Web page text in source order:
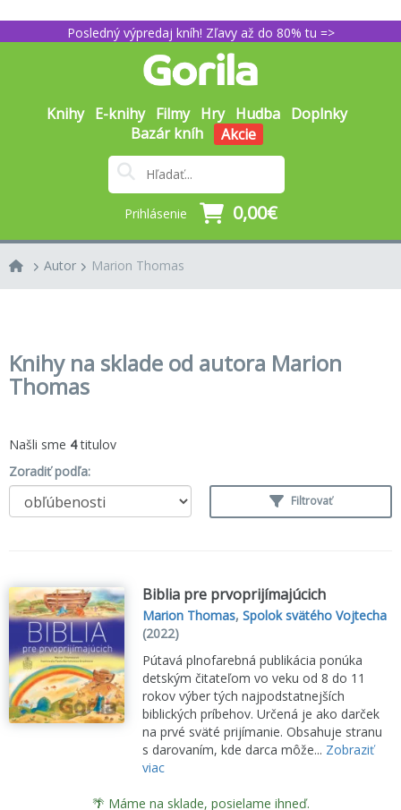
Posledný výpredaj kníh! Zľavy až do 80% tu =>
Knihy E-knihy Filmy Hry Hudba Doplnky
Bazár kníh
Akcie
Prihlásenie 0,00€
Autor Marion Thomas
Knihy na sklade od autora Marion
Thomas
Našli sme 4titulov
Zoradiť podľa:
Filtrovať
Biblia pre prvoprijímajúcich
Marion Thomas,Spolok svätého Vojtecha
(2022)
Pútavá plnofarebná publikácia ponúka
detským čitateľom vo veku od 8 do 11
rokov výber tých najpodstatnejších
biblických príbehov. Určená je ako darček
na prvé sväté prijímanie. Obsahuje stranu
s darovaním, kde darca môže... Zobraziť
viac
🌴 Máme na sklade, posielame ihneď.